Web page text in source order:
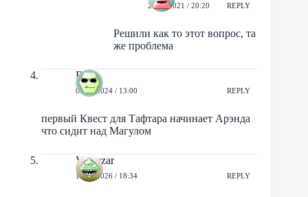
27/08/2021 / 20:20 REPLY
Решили как то этот вопрос, та
же проблема
Bob
06/04/2024 / 13:00 REPLY
первый Квест для Тафтара начинает Арэнда
что сидит над Магулом
Vol4ezar
11/04/2026 / 18:34 REPLY